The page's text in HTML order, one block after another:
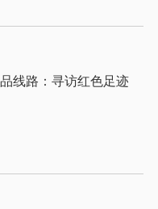
线路：寻访红色足迹